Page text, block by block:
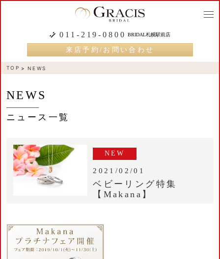
011-219-0800 BRIDAL札幌駅前店
来店予約/お問い合わせ
TOP NEWS
NEWS
ニュース一覧
NEW
2021/02/01
ベビーリング特集
【Makana】